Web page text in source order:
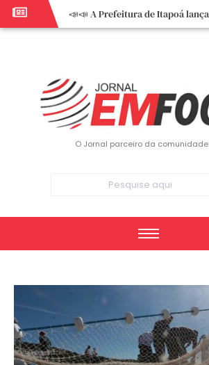
O Jornal parceiro da